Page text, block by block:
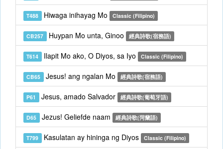
T488 Hiwaga inihayag Mo Classic (Filipino)
CB257 Huypan Mo unta, Ginoo 經典詩歌(宿務語)
T614 Ilapit Mo ako, O Diyos, sa Iyo Classic (Filipino)
CB65 Jesus! ang ngalan Mo 經典詩歌(宿務語)
P61 Jesus, amado Salvador 經典詩歌(葡萄牙語)
D65 Jezus! Geliefde naam 經典詩歌(菏蘭語)
T799 Kasulatan ay hininga ng Diyos Classic (Filipino)